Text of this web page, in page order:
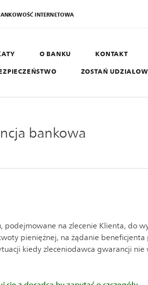
INTERNETOWA
O BANKU KONTAKT
ZOSTAŃ
bankowa
podejmowane na zlecenie Klienta, do
pieniężnej, na żądanie beneficjenta
kiedy zleceniodawca gwarancji nie